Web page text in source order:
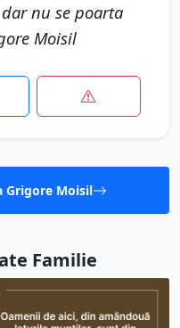
nu se poarta
Moisil
Grigore Moisil
Familie